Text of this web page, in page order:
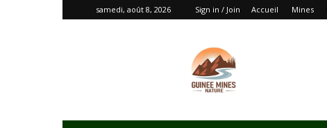
samedi, août 8, 2026 Sign in / Join Accueil Mines